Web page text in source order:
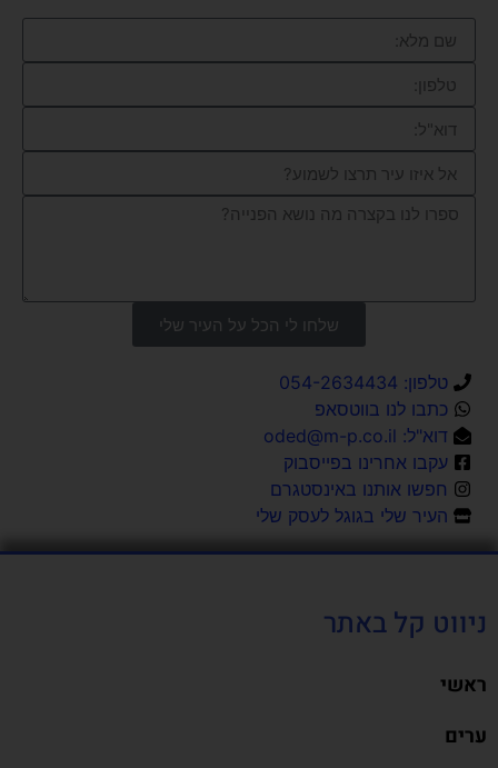
טלפון: 054-2634434
כתבו לנו בווטסאפ
דוא"ל: oded@m-p.co.il
עקבו אחרינו בפייסבוק
חפשו אותנו באינסטגרם
העיר שלי בגוגל לעסק שלי
שלחו לי הכל על העיר שלי
ניווט קל באתר
ראשי
ערים